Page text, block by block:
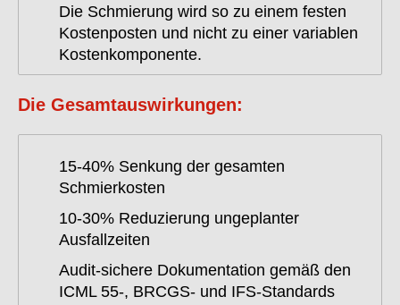
Die Schmierung wird so zu einem festen
Kostenposten und nicht zu einer variablen
Kostenkomponente.
Die Gesamtauswirkungen:
15-40% Senkung der gesamten
Schmierkosten
10-30% Reduzierung ungeplanter
Ausfallzeiten
Audit-sichere Dokumentation gemäß den
ICML 55-, BRCGS- und IFS-Standards